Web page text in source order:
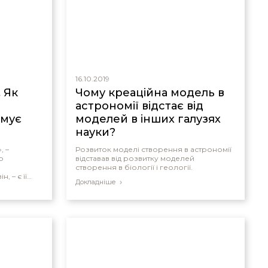
Як
–
– є її
користь
16.10.2019
Чому креаційна модель в
астрономії відстає від
моделей в інших галузях
науки?
Розвиток моделі створення в астрономії
відставав від розвитку моделей
створення в біології і геології.
Докладніше